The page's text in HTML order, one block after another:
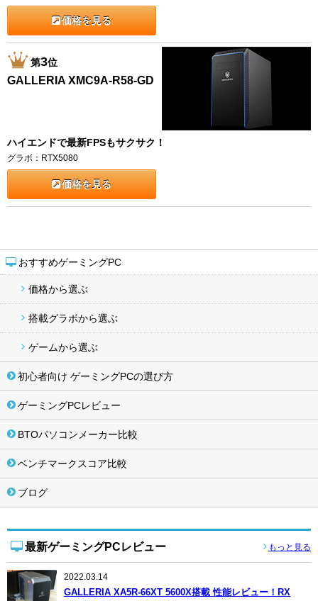
おすすめゲーミングPC
価格から選ぶ
搭載グラボから選ぶ
ゲームから選ぶ
初心者向け ゲーミングPCの選び方
ゲーミングPCレビュー
BTOパソコンメーカー比較
ベンチマークスコア比較
ブログ
最新ゲーミングPCレビュー もっと見る
2022.03.14
GALLERIA XA5R-66XT 5600X搭載 性能レビュー！RX
価格を見る
第3位
GALLERIA XMC9A-R58-GD
ハイエンドで最新FPSもサクサク！
グラボ：RTX5080
価格を見る